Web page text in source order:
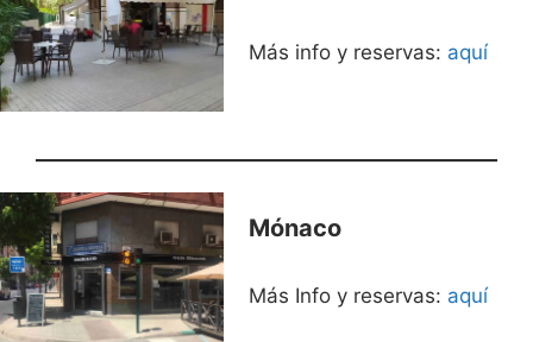
Más info y reservas: aquí
Mónaco
Más Info y reservas: aquí